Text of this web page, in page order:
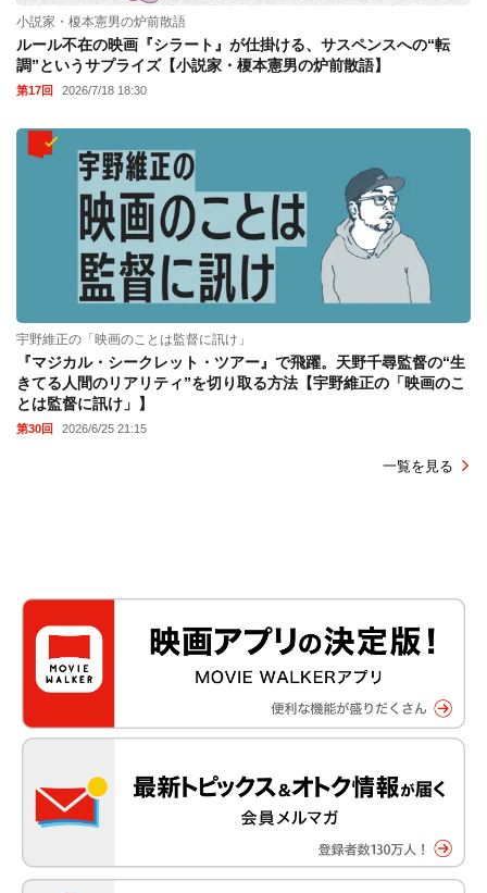
小説家・榎本憲男の炉前散語
ルール不在の映画『シラート』が仕掛ける、サスペンスへの“転
調”というサプライズ【小説家・榎本憲男の炉前散語】
第17回 2026/7/18 18:30
宇野維正の「映画のことは監督に訊け」
『マジカル・シークレット・ツアー』で飛躍。天野千尋監督の“生
きてる人間のリアリティ”を切り取る方法【宇野維正の「映画のこ
とは監督に訊け」】
第30回 2026/6/25 21:15
一覧を見る